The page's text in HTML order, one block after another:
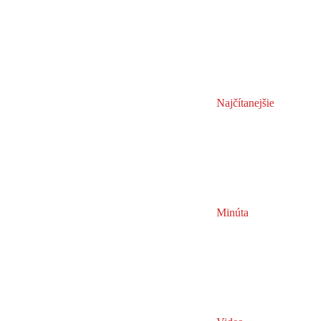
Najčítanejšie
Minúta